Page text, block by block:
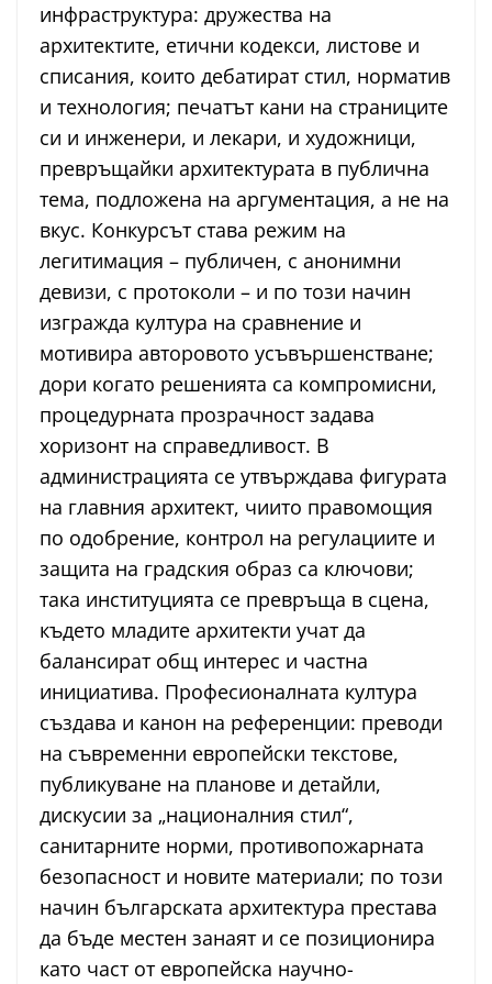
инфраструктура: дружества на
архитектите, етични кодекси, листове и
списания, които дебатират стил, норматив
и технология; печатът кани на страниците
си и инженери, и лекари, и художници,
превръщайки архитектурата в публична
тема, подложена на аргументация, а не на
вкус. Конкурсът става режим на
легитимация – публичен, с анонимни
девизи, с протоколи – и по този начин
изгражда култура на сравнение и
мотивира авторовото усъвършенстване;
дори когато решенията са компромисни,
процедурната прозрачност задава
хоризонт на справедливост. В
администрацията се утвърждава фигурата
на главния архитект, чиито правомощия
по одобрение, контрол на регулациите и
защита на градския образ са ключови;
така институцията се превръща в сцена,
където младите архитекти учат да
балансират общ интерес и частна
инициатива. Професионалната култура
създава и канон на референции: преводи
на съвременни европейски текстове,
публикуване на планове и детайли,
дискусии за „националния стил“,
санитарните норми, противопожарната
безопасност и новите материали; по този
начин българската архитектура престава
да бъде местен занаят и се позиционира
като част от европейска научно-